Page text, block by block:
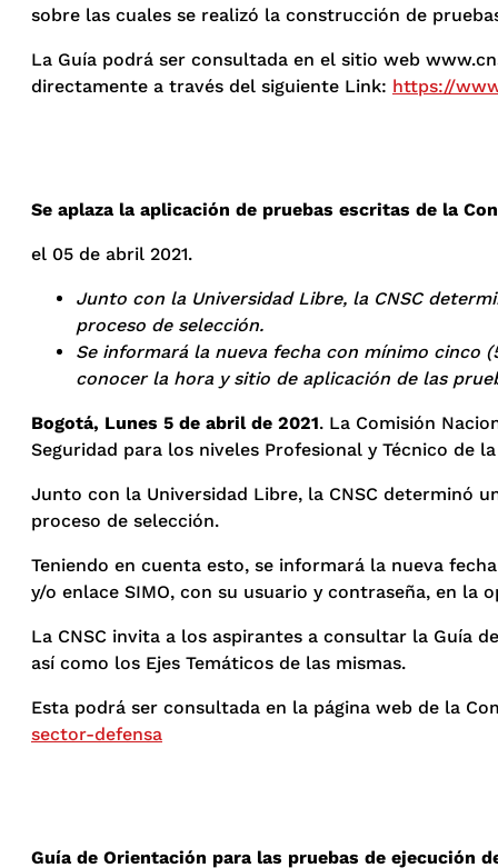
sobre las cuales se realizó la construcción de
La Guía podrá ser consultada en el sitio web
directamente a través del siguiente Link: https://
Se aplaza la aplicación de pruebas escritas de la
el 05 de abril 2021.
Junto con la Universidad Libre, la CNSC
proceso de selección.
Se informará la nueva fecha con mínimo cinco
conocer la hora y sitio de aplicación de las
Bogotá, Lunes 5 de abril de 2021. La Comisión
Seguridad para los niveles Profesional y Técnico de
Junto con la Universidad Libre, la CNSC determinó
proceso de selección.
Teniendo en cuenta esto, se informará la nueva
y/o enlace SIMO, con su usuario y contraseña, en la
La CNSC invita a los aspirantes a consultar la Guía
así como los Ejes Temáticos de las mismas.
Esta podrá ser consultada en la página web de la
sector-defensa
Guía de Orientación para las pruebas de ejecución